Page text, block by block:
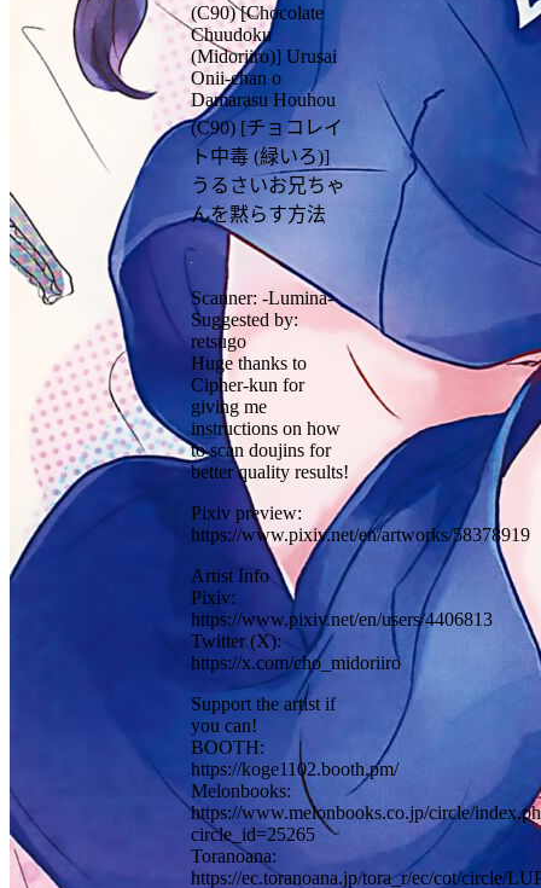
(C90) [Chocolate
Chuudoku
(Midoriiro)] Urusai
Onii-chan o
Damarasu Houhou
(C90) [チョコレイ
ト中毒 (緑いろ)]
うるさいお兄ちゃ
んを黙らす方法
Scanner: -Lumina-
Suggested by:
retsugo
Huge thanks to
Cipher-kun for
giving me
instructions on how
to scan doujins for
better quality results!
Pixiv preview:
https://www.pixiv.net/en/artworks/58378919
Artist Info
Pixiv:
https://www.pixiv.net/en/users/4406813
Twitter (X):
https://x.com/cho_midoriiro
Support the artist if
you can!
BOOTH:
https://koge1102.booth.pm/
Melonbooks:
https://www.melonbooks.co.jp/circle/
circle_id=25265
Toranoana:
https://ec.toranoana.jp/tora_r/ec/cot/circle/